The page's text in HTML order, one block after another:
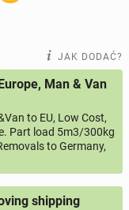
JAK DODAĆ?
Man & Van
to EU, Low Cost,
Part load 5m3/300kg
to Germany,
shipping